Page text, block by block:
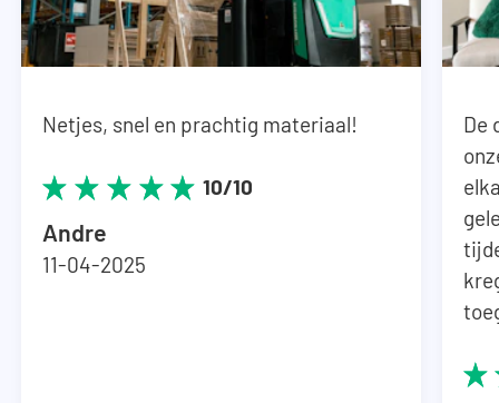
Netjes, snel en prachtig materiaal!
10/10
Andre
11-04-2025
De